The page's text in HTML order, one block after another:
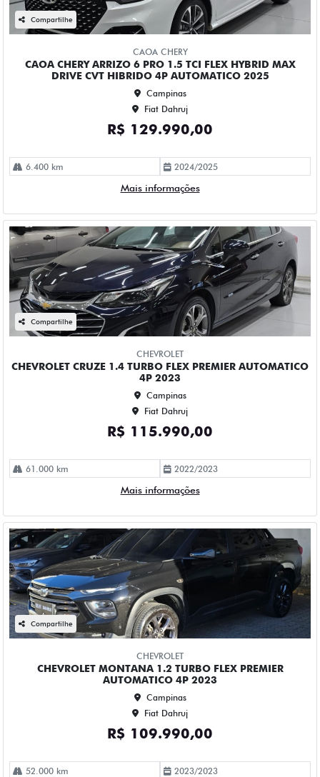
CHEVROLET CRUZE 1.4 TURBO FLEX PREMIER AUTOMATICO
4P 2023
Campinas
Fiat Dahruj
R$ 115.990,00
2022/2023
Mais informações
Compartilhe
CHEVROLET
CHEVROLET MONTANA 1.2 TURBO FLEX PREMIER
AUTOMATICO 4P 2023
Campinas
Fiat Dahruj
R$ 109.990,00
2023/2023
Mais informações
Compartilhe
CHEVROLET
CHEVROLET S10 2.5 LT 4X2 CD 16V FLEX 4P AUTOMATICO
2019
Campinas
Fiat Dahruj
R$ 118.990,00
2018/2019
Mais informações